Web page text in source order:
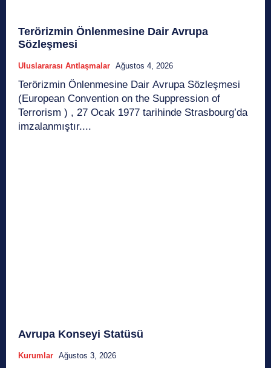
Terörizmin Önlenmesine Dair Avrupa
Sözleşmesi
Uluslararası Antlaşmalar Ağustos 4, 2026
Terörizmin Önlenmesine Dair Avrupa Sözleşmesi
(European Convention on the Suppression of
Terrorism ) , 27 Ocak 1977 tarihinde Strasbourg’da
imzalanmıştır....
Avrupa Konseyi Statüsü
Kurumlar Ağustos 3, 2026